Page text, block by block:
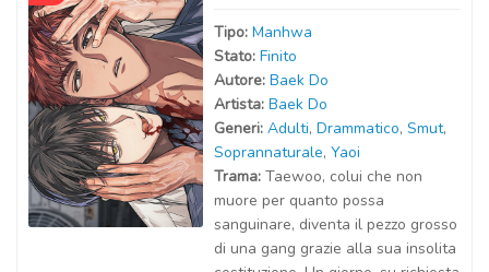
Tipo: Manhwa
Stato: Finito
Autore: Baek Do
Artista: Baek Do
Generi: Adulti, Drammatico, Smut,
Soprannaturale, Yaoi
Trama: Taewoo, colui che non
muore per quanto possa
sanguinare, diventa il pezzo grosso
di una gang grazie alla sua insolita